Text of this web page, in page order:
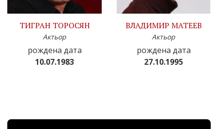
ТИГРАН ТОРОСЯН
Актьор
рождена дата
10.07.1983
ВЛАДИМИР МАТЕЕВ
Актьор
рождена дата
27.10.1995